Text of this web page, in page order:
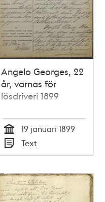
Angelo Georges, 22
år, varnas för
lösdriveri 1899
Tid
19 januari 1899
Typ
Text